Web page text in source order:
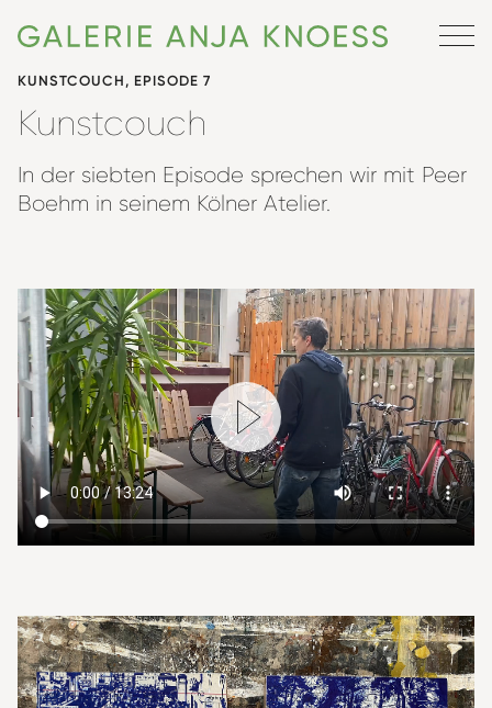
KUNSTCOUCH, EPISODE 7
Kunstcouch
In der siebten Episode sprechen wir mit Peer
Boehm in seinem Kölner Atelier.